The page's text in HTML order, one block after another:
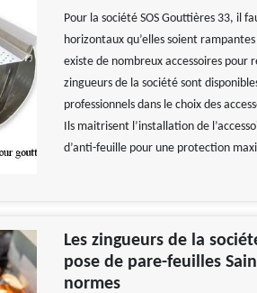
Pour la société SOS Gouttières 33, il
horizontaux qu’elles soient
existe de nombreux accessoires pour
zingueurs de la société sont
professionnels dans le choix des
Ils maitrisent l’installation de
d’anti-feuille pour une protection
Les zingueurs de la
pose de pare-feuilles
normes